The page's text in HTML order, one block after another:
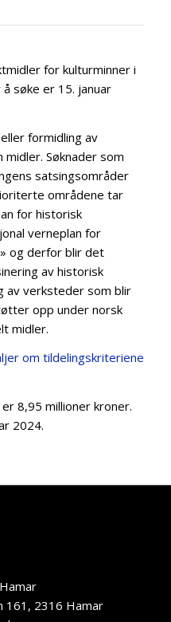
for kulturminner i
søke er 15. januar
formidling av
Søknader som
satsingsområder
områdene tar
for historisk
verneplan for
og derfor blir det
av historisk
av verksteder som blir
opp under norsk
midler.
om tildelingskriteriene
8,95 millioner kroner.
2024.
161, 2316 Hamar